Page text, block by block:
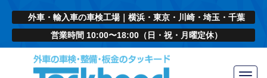
外車・輸入車の車検工場｜横浜・東京・川崎・埼玉・千葉
営業時間 10:00〜18:00（日・祝・月曜定休）